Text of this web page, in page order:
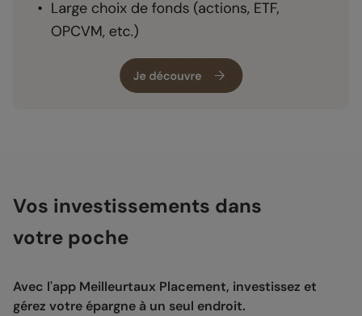
Vos investissements dans
votre poche
Avec l'app Meilleurtaux Placement, investissez et
gérez votre épargne à un seul endroit.